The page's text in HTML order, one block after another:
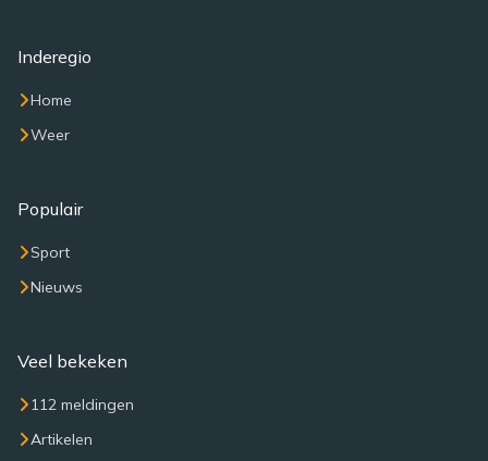
Inderegio
Home
Weer
Populair
Sport
Nieuws
Veel bekeken
112 meldingen
Artikelen